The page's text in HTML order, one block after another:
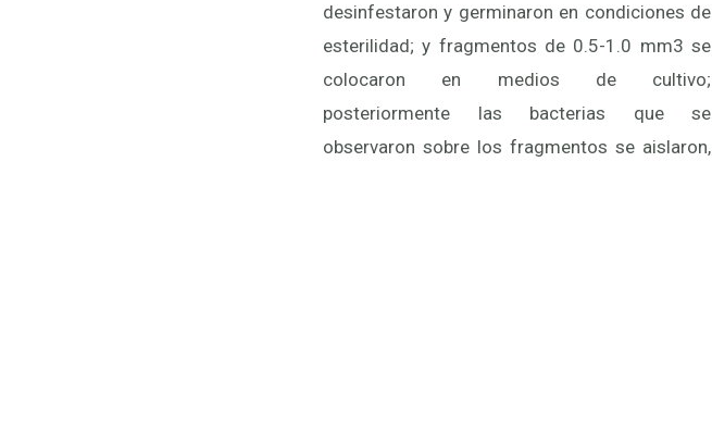
desinfestaron y germinaron en condiciones de
esterilidad; y fragmentos de 0.5-1.0 mm3 se
colocaron en medios de cultivo;
posteriormente las bacterias que se
observaron sobre los fragmentos se aislaron,